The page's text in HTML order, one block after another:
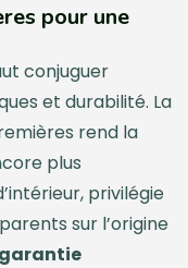
pour une
conjuguer
et durabilité. La
rend la
plus
privilégie
sur l’origine
garantie